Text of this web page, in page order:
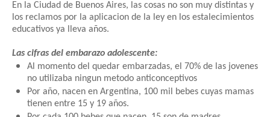
JUDICIALES
ELLAS
VIDEOS
En la Ciudad de Buenos Aires, las cosas no son muy distintas y
los reclamos por la aplicacion de la ley en los estalecimientos
educativos ya lleva años.
Las cifras del embarazo adolescente:
Al momento del quedar embarzadas, el 70% de las jovenes
no utilizaba ningun metodo anticonceptivos
Por año, nacen en Argentina, 100 mil bebes cuyas mamas
tienen entre 15 y 19 años.